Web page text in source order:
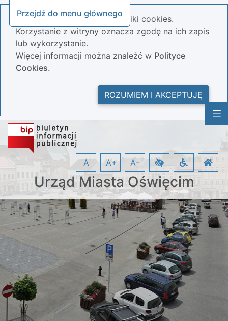
Przejdź do menu głównego
Nasza strona wykorzystuje pliki cookies.
Korzystanie z witryny oznacza zgodę na ich zapis
lub wykorzystanie.
Więcej informacji można znaleźć w Polityce
Cookies.
ROZUMIEM I AKCEPTUJĘ
Urząd Miasta Oświęcim
A A+ A-